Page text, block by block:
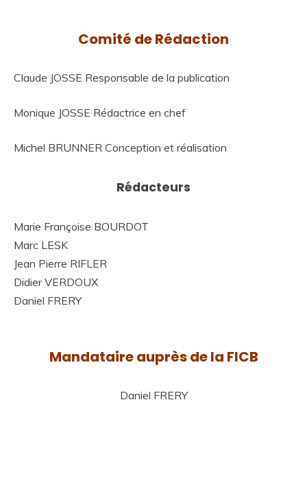
Comité de Rédaction
Claude JOSSE Responsable de la publication
Monique JOSSE Rédactrice en chef
Michel BRUNNER Conception et réalisation
Rédacteurs
Marie Françoise BOURDOT
Marc LESK
Jean Pierre RIFLER
Didier VERDOUX
Daniel FRERY
Mandataire auprès de la FICB
Daniel FRERY